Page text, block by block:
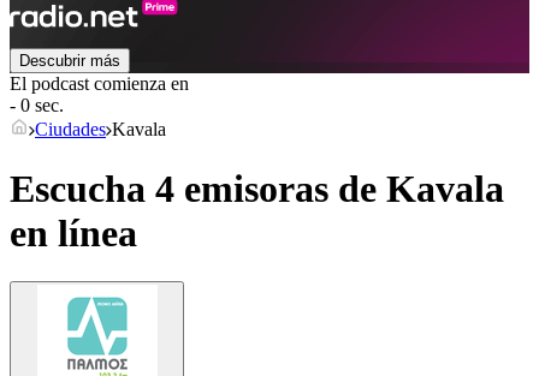
Descubrir más
El podcast comienza en
- 0 sec.
Ciudades Kavala
Escucha 4 emisoras de Kavala
en línea